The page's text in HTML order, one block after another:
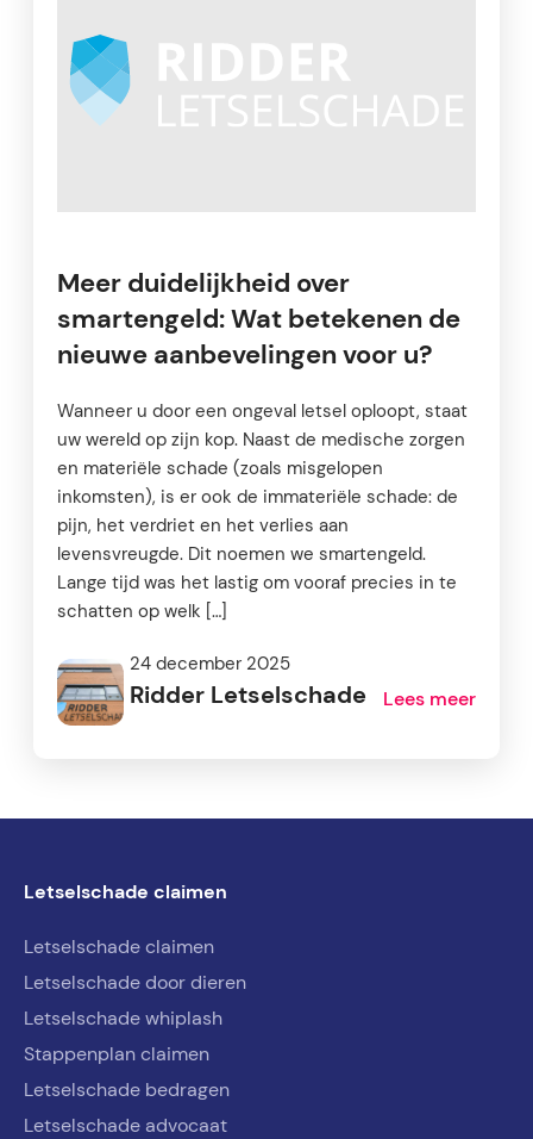
Meer duidelijkheid over
smartengeld: Wat betekenen de
nieuwe aanbevelingen voor u?
Wanneer u door een ongeval letsel oploopt, staat
uw wereld op zijn kop. Naast de medische zorgen
en materiële schade (zoals misgelopen
inkomsten), is er ook de immateriële schade: de
pijn, het verdriet en het verlies aan
levensvreugde. Dit noemen we smartengeld.
Lange tijd was het lastig om vooraf precies in te
schatten op welk […]
24 december 2025
Ridder Letselschade Lees meer
Letselschade claimen
Letselschade claimen
Letselschade door dieren
Letselschade whiplash
Stappenplan claimen
Letselschade bedragen
Letselschade advocaat